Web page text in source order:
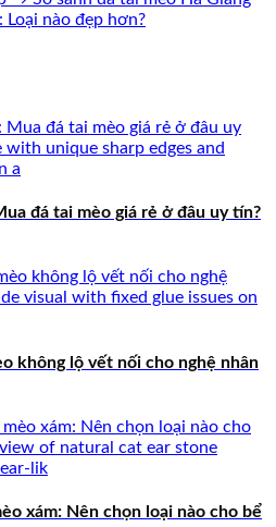
Loại nào đẹp hơn?
đá tai mèo giá rẻ ở đâu uy tín?
không lộ vết nối cho nghệ nhân
xám: Nên chọn loại nào cho bể